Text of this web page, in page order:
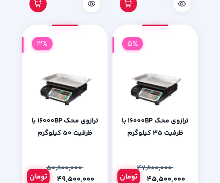
ترازوی محک 16000BP با
ظرفیت 35 کیلوگرم
۴۷,۸۰۰,۰۰۰
تومان
5%
ترازوی محک 16000BP با
ظرفیت 50 کیلوگرم
۵۰,۸۰۰,۰۰۰
تومان
3%